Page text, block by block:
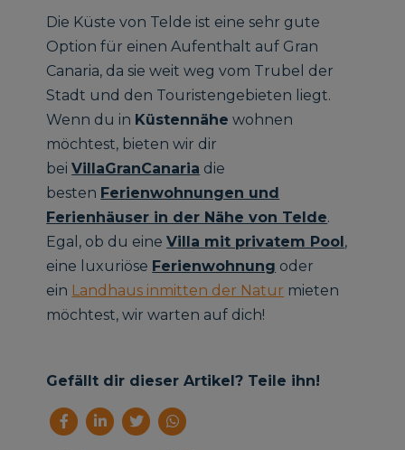
Die Küste von Telde ist eine sehr gute
Option für einen Aufenthalt auf Gran
Canaria, da sie weit weg vom Trubel der
Stadt und den Touristengebieten liegt.
Wenn du in Küstennähe wohnen
möchtest, bieten wir dir
beiVillaGranCanaria die
besten Ferienwohnungen und
Ferienhäuser in der Nähe von Telde.
Egal, ob du eineVilla mit privatem Pool ,
eine luxuriöse Ferienwohnung oder
ein Landhaus inmitten der Natur mieten
möchtest, wir warten auf dich!
Gefällt dir dieser Artikel? Teile ihn!